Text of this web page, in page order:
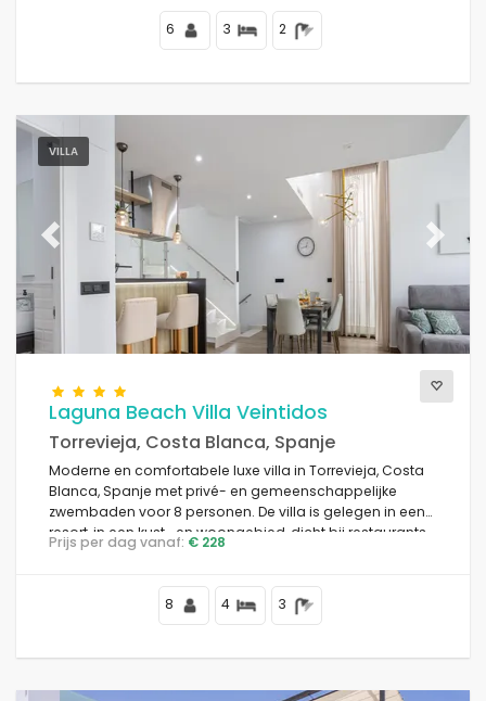
6 3 2
VILLA
Previous Next
Laguna Beach Villa Veintidos
Torrevieja, Costa Blanca, Spanje
Moderne en comfortabele luxe villa in Torrevieja, Costa
Blanca, Spanje met privé- en gemeenschappelijke
zwembaden voor 8 personen. De villa is gelegen in een
resort, in een kust- en woongebied, dicht bij restaurants
en bars, winkels en supermarkten, en op 4 km van het
Prijs per dag vanaf: € 228
8 4 3